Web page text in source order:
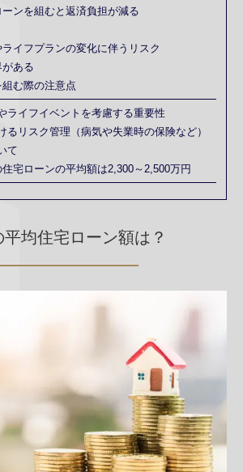
ンを組むと返済負担が減る
イフプランの変化に伴うリスク
ある
む際の注意点
ライフイベントを考慮する重要性
るリスク管理（病気や失業時の保険など）
て
住宅ローンの平均額は2,300～2,500万円
平均住宅ローン額は？